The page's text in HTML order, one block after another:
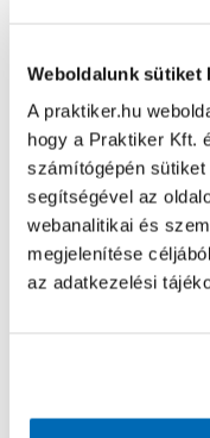
Weboldalunk sütiket
A praktiker.hu
hogy a Praktiker Kft.
számítógépén
segítségével az
webanalitikai és
megjelenítése
az adatkezelési